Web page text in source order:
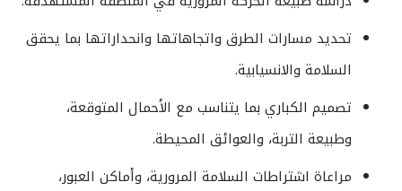
تحديد مسارات الطرق واتجاهاتها وانحداراتها بما يحقق
السلامة والانسيابية.
تصميم الكباري بما يتناسب مع الأحمال المتوقعة،
وطبيعة التربة، والعوائق المحيطة.
مراعاة اشتراطات السلامة المرورية، وأماكن العبور،